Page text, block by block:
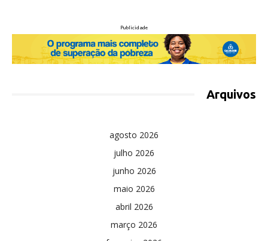
Publicidade
Arquivos
agosto 2026
julho 2026
junho 2026
maio 2026
abril 2026
março 2026